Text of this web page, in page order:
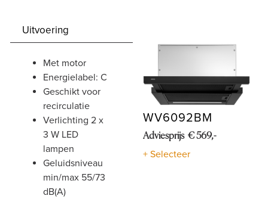
Service
Shop
Uitvoering
met motor
energielabel: C
geschikt voor
recirculatie
verlichting 2 x
3 W LED
lampen
geluidsniveau
min/max 55/73
dB(A)
WV6092BM
Adviesprijs € 569,-
+ Selecteer